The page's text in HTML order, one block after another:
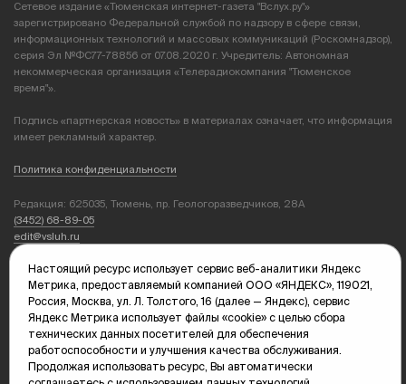
Сетевое издание «Тюменская интернет-газета "Вслух.ру"»
зарегистрировано Федеральной службой по надзору в сфере связи,
информационных технологий и массовых коммуникаций (Роскомнадзор),
серия Эл №ФС77-78856 от 07.08.2020 г. Учредитель: Автономная
некоммерческая организация «Телерадиокомпания "Тюменское
время"».
Подпись «партнерская новость» в материалах означает, что информация
имеет рекламный характер.
Политика конфиденциальности
Редакция: 625035, Тюмень, пр. Геологоразведчиков, 28А
(3452) 68-89-05
edit@vsluh.ru
Главный редактор: Панкина Т.Ю.
kika@vsluh.ru
По вопросам рекламы:
(3452) 68-89-78
kotovaev@sibinformburo.ru
mim@vsluh.ru
Настоящий ресурс использует сервис веб-аналитики Яндекс
Метрика, предоставляемый компанией ООО «ЯНДЕКС», 119021,
Россия, Москва, ул. Л. Толстого, 16 (далее — Яндекс), сервис
Яндекс Метрика использует файлы «cookie» с целью сбора
технических данных посетителей для обеспечения
работоспособности и улучшения качества обслуживания.
Продолжая использовать ресурс, Вы автоматически